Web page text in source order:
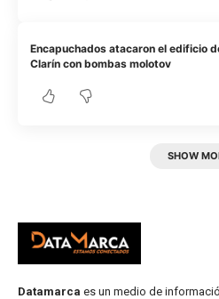
Encapuchados atacaron el edificio
Clarín con bombas molotov
SHOW
Datamarca es un medio de